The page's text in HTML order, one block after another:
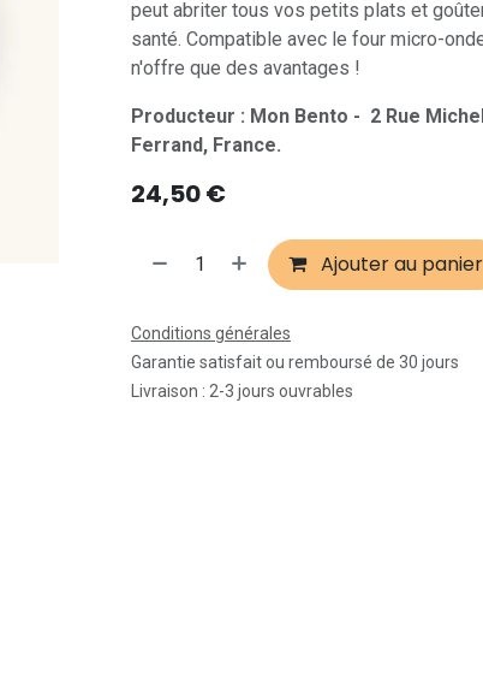
peut abriter tous vos petits plats et
santé. Compatible avec le four micro-
n'offre que des avantages !
Producteur : Mon Bento - 2 Rue
Ferrand, France.
24,50€
Ajouter au panier
Conditions générales
Garantie satisfait ou remboursé de 30 jours
Livraison : 2-3 jours ouvrables